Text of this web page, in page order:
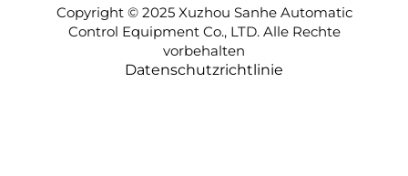
Copyright © 2025 Xuzhou Sanhe Automatic
Control Equipment Co., LTD. Alle Rechte
vorbehalten
Datenschutzrichtlinie